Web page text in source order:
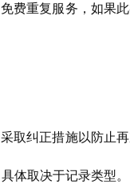
费重复服务，如果
取纠正措施以防止
体取决于记录类型。